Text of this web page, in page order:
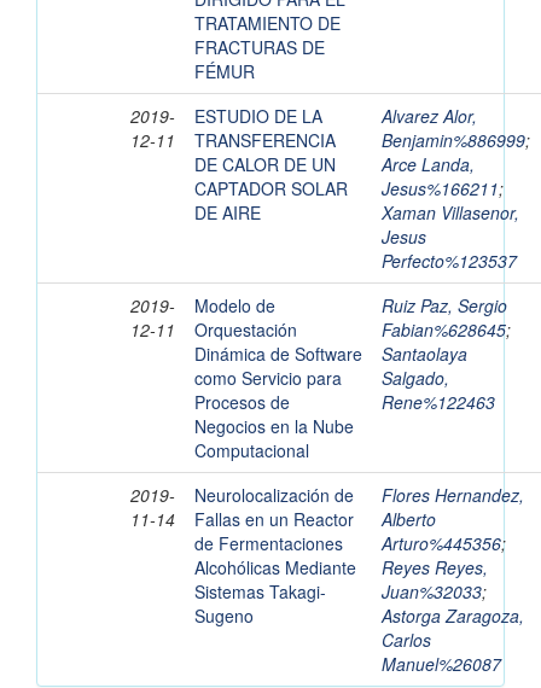
TRATAMIENTO DE
FRACTURAS DE
FÉMUR
2019-
12-11
ESTUDIO DE LA
TRANSFERENCIA
DE CALOR DE UN
CAPTADOR SOLAR
DE AIRE
Alvarez Alor,
Benjamin%886999;
Arce Landa,
Jesus%166211;
Xaman Villasenor,
Jesus
Perfecto%123537
2019-
12-11
Modelo de
Orquestación
Dinámica de Software
como Servicio para
Procesos de
Negocios en la Nube
Computacional
Ruiz Paz, Sergio
Fabian%628645;
Santaolaya
Salgado,
Rene%122463
2019-
11-14
Neurolocalización de
Fallas en un Reactor
de Fermentaciones
Alcohólicas Mediante
Sistemas Takagi-
Sugeno
Flores Hernandez,
Alberto
Arturo%445356;
Reyes Reyes,
Juan%32033;
Astorga Zaragoza,
Carlos
Manuel%26087